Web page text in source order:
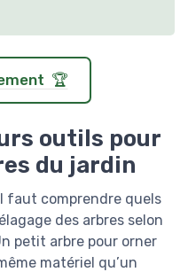
🏆
outils pour
du jardin
faut comprendre quels
des arbres selon
petit arbre pour orner
matériel qu’un